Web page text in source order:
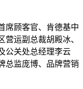
席顾客官、肯德基中
营运副总裁胡殿冰、
公关处总经理李云
总监庞博、品牌营销